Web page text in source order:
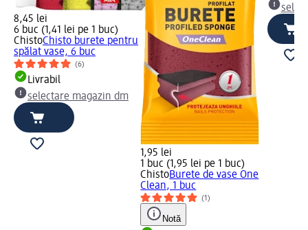
8,45 lei
6 buc (1,41 lei pe 1 buc)
ChistoChisto burete pentru
spălat vase, 6 buc
(6)
Livrabil
selectare magazin dm
1,95 lei
1 buc (1,95 lei pe 1 buc)
ChistoBurete de vase One
Clean, 1 buc
(1)
Notă